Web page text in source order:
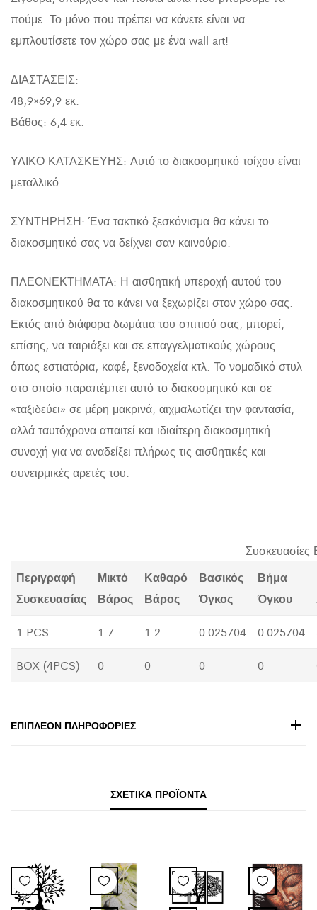
πούμε. Το μόνο που πρέπει να κάνετε είναι να
εμπλουτίσετε τον χώρο σας με ένα wall art!
ΔΙΑΣΤΑΣΕΙΣ:
48,9×69,9 εκ.
Βάθος: 6,4 εκ.
ΥΛΙΚΟ ΚΑΤΑΣΚΕΥΗΣ: Αυτό το διακοσμητικό τοίχου είναι
μεταλλικό.
ΣΥΝΤΗΡΗΣΗ: Ένα τακτικό ξεσκόνισμα θα κάνει το
διακοσμητικό σας να δείχνει σαν καινούριο.
ΠΛΕΟΝΕΚΤΗΜΑΤΑ: Η αισθητική υπεροχή αυτού του
διακοσμητικού θα το κάνει να ξεχωρίζει στον χώρο σας.
Εκτός από διάφορα δωμάτια του σπιτιού σας, μπορεί,
επίσης, να ταιριάξει και σε επαγγελματικούς χώρους
όπως εστιατόρια, καφέ, ξενοδοχεία κτλ. Το νομαδικό στυλ
στο οποίο παραπέμπει αυτό το διακοσμητικό και σε
«ταξιδεύει» σε μέρη μακρινά, αιχμαλωτίζει την φαντασία,
αλλά ταυτόχρονα απαιτεί και ιδιαίτερη διακοσμητική
συνοχή για να αναδείξει πλήρως τις αισθητικές και
συνειρμικές αρετές του.
Συσκευασίες
Περιγραφή
Συσκευασίας
Μικτό
Βάρος
Καθαρό
Βάρος
Βασικός
Όγκος
Βήμα
Όγκου
1 PCS 1.7 1.2 0.025704 0.025704
BOX (4PCS) 0 0 0 0
ΕΠΙΠΛΈΟΝ ΠΛΗΡΟΦΟΡΊΕΣ
ΣΧΕΤΙΚΆ ΠΡΟΪΌΝΤΑ